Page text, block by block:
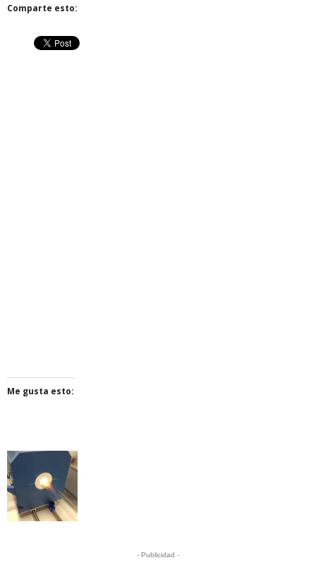
Comparte esto:
Me gusta esto:
- Publicidad -